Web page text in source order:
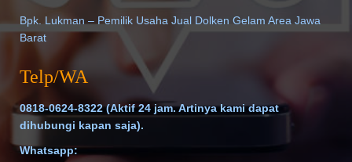
Bpk. Lukman – Pemilik Usaha Jual Dolken Gelam Area Jawa
Barat
Telp/WA
0818-0624-8322(Aktif 24 jam. Artinya kami dapat
dihubungi kapan saja).
Whatsapp: